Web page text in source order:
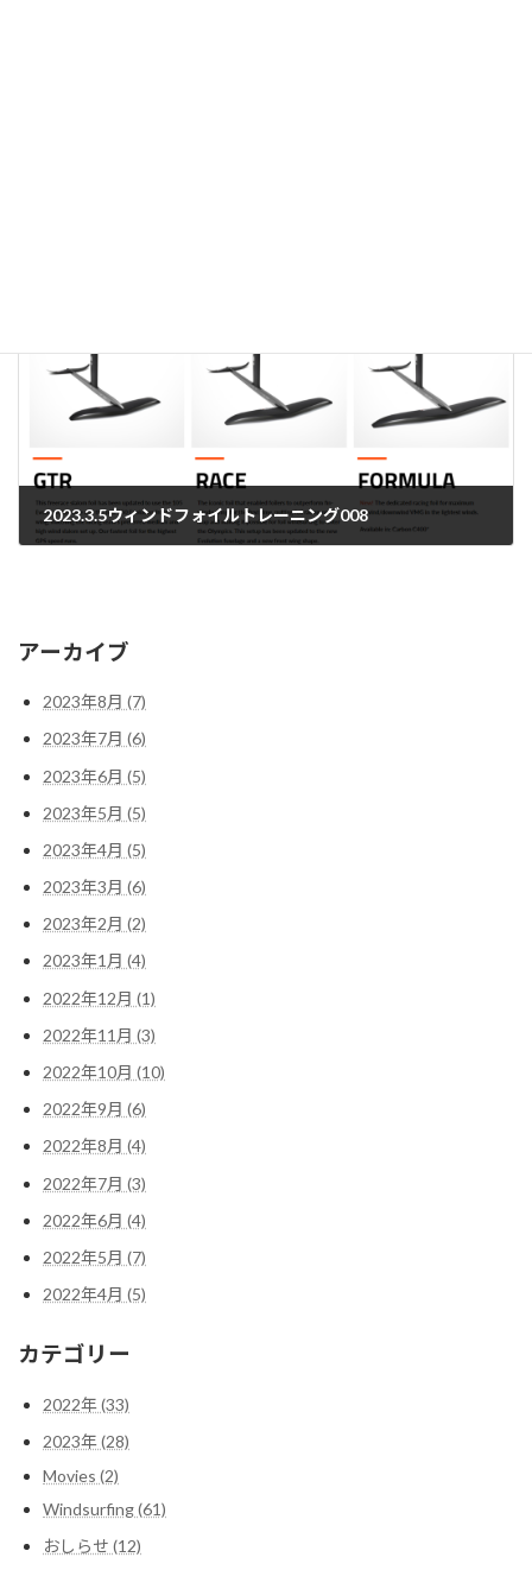
2023.3.5ウィンドフォイルトレーニング008
アーカイブ
2023年8月 (7)
2023年7月 (6)
2023年6月 (5)
2023年5月 (5)
2023年4月 (5)
2023年3月 (6)
2023年2月 (2)
2023年1月 (4)
2022年12月 (1)
2022年11月 (3)
2022年10月 (10)
2022年9月 (6)
2022年8月 (4)
2022年7月 (3)
2022年6月 (4)
2022年5月 (7)
2022年4月 (5)
カテゴリー
2022年 (33)
2023年 (28)
Movies (2)
Windsurfing (61)
おしらせ (12)